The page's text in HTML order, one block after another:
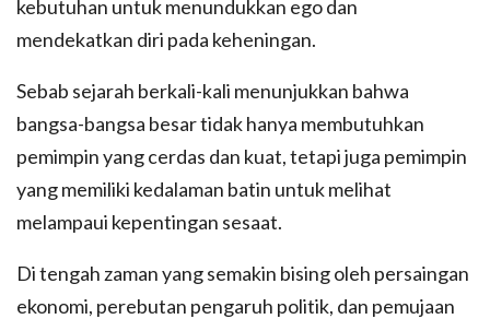
kebutuhan untuk menundukkan ego dan
mendekatkan diri pada keheningan.
Sebab sejarah berkali-kali menunjukkan bahwa
bangsa-bangsa besar tidak hanya membutuhkan
pemimpin yang cerdas dan kuat, tetapi juga pemimpin
yang memiliki kedalaman batin untuk melihat
melampaui kepentingan sesaat.
Di tengah zaman yang semakin bising oleh persaingan
ekonomi, perebutan pengaruh politik, dan pemujaan